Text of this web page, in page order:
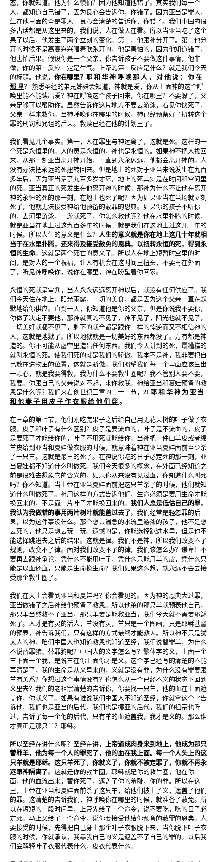
态，你就知道。他为什么惧怕？因为他知道他错了。其实我们每一个
人，都知道自己错了，因为良心会告诉你，你错了。因为亚当是罪人，
生在他里面的全是罪人，良心会清楚的告诉你，你错了。我们中国的很
多古话都是从这里来的，我们说，人在做天在看。所以当亚当吃了这个
果子以后，他发生了两个立刻的变化。第一，他跟神分开了。第二他分
开的时候不是高高兴兴唱着歌跑开的，他是害怕的，因为他知道错了，
他害怕后果。假设你是一个父亲，你告诉孩子不要做这件事情，他非
做，你的第一反应一定是生气。上帝的第一反应是什么？就是我们今天
的标题。他说， 你在哪里？ 耶 和 华 神 呼 唤 那 人 ， 对 他 说 ： 你 在
那 里？ 熟悉圣经的弟兄姊妹会知道，神就是爱，你从上面神的这个呼
唤里能不能读出爱？神在呼唤这个孩子回来，你在哪里？不要躲了，父
亲足够可以帮助你。虽然告诉你这片地方不要去游泳，看见你快死了，
父亲一样来救你。当神呼唤你在哪里的时候，神已经预备好了扭转这个
罪的刑罚和咒诅的后果。救赎已经在他的计划里了。
我们看见几个事实。第一，人在罪里与神远离了，这就是死。这样的一
个死是永恒里的。人的灵是永恒的，神也是永恒的。如果神不把人找回
来，从那一刻亚当离开神开始，一直到永永远远，他都会离开神的。人
没有办法把永远的死扭转回来。但是地上的死对于亚当来说发生在九百
多年后，因为亚当活了九百多岁才死，地上的死其实是在时间和空间里
的死。亚当真正的死发生在他离开神的时候。那神为什么不让他在离开
神的永恒的死的那一刻，在地上也死了呢？因为如果亚当在当场就立刻
死了，他就无法接受神给他预备的赦罪的恩典。如果你的孩子不听你
的，去河里游泳，一游就死了，你怎么救他呢？他在水里扑腾的时候，
就是亚当在地上过这九百多年的时候，就是我们在这地上过这几十年的
时候。所以人生的意义是什么？ 人生的意义就是你在地上这几十年就相
当于在水里扑腾，还来得及接受赦免的恩典，以扭转永恒的死，得到永
恒的生命。这就是两个死亡的意义了。所以人在地上短暂时空里的时
间，是对人的一个祝福，让人有机会在这时间里扭头，不要再在外面
了，听见神呼唤你，说你在哪里，神在盼望着你回家。
永恒的死就是审判，当人永永远远离开神以后，就没有任何供应了。我
们今天住在地上，阳光雨露，一切的美食，都是因为这个父亲一直在默
默地给你供应。直到一天，你知道他是你的父亲，但是你说我不要你，
你做了决定不要他，那神就真的不见了，神不见了，阳光也就不见了，
一切美好就都不见了，剩下的就全都是跟你一样的悖逆而又不相信神的
人，这就是地狱了。所以地狱就是一切美好的东西都没了。万有都是神
造的。你不可能从虚空里造出任何东西。我们今天讲到的死，最糟糕的
就叫永恒的死。使我们死的就是我们的骄傲，我本不是神，我非要把自
己放在造物主的位置，这就是骄傲。我们盼望我们每一个里面应该生出
一颗心，就是我要得救，我为什么不要救生圈呢？我不管别人要不要，
我要。你跟自己的父亲说对不起，求你救我。神给亚当和夏娃预备的救
恩是什么呢？我们来看创世纪三章的二十一节， 21 耶 和 华 神 为 亚 当
和 他 妻 子 用 皮 子 作 衣 服 给 他 们 穿 。
在三章的第七节，他们刚吃完果子之后给自己用无花果树的叶子做了衣
服。皮子和叶子有什么区别？皮子是要流血的，叶子是不流血的，皮子
是要死了才能给你的，叶子不用死就能给你。当神把一件山羊皮或者绵
羊皮给到亚当和夏娃做衣服的时候，就意味着神在亚当夏娃面前至少杀
了一只羊。这就是最早的死了。在神说你吃的日子必定死的那一刻，亚
当夏娃都不知道什么叫做死。我们今天很多的概念，在外面已经知道之
前是很难去想象它的含义的，如果你从来没有见过血，你知道什么叫死
吗？你不知道。当上帝在亚当夏娃面前把这只羊杀了的时候，他们就知
道什么叫做死了。神用这样的方式告诉他们，生命必须是要用生命才能
换回来的，不是靠一片叶子才能换回来的。 我们人总是低估自己的罪，
我认为我做错的事用两片树叶就能盖过去了。我们经常是轻忽罪的后
果，以为这件事没什么。那个想去湍急的水流里游泳的孩子，他不是想
去死的，他只是想去玩一玩。遗憾的是，你能选择跳进水里，但是你不
能选择跳进去之后的结果。这就是律。我们不是神，所以我们改变不了
规则，改变不了律。面对我们改变不了的律，我们该怎么办？谦卑！不
要再去跟神争论，凭什么不能用叶子，凭什么只能用羊的皮，凭什么只
能是以血还血，只能是生命换生命？我们如果这么想，就永远不会去接
受那个救生圈了。
我们在天上会看到亚当和夏娃吗？你会看见的。因为神的恩典大过罪，
亚当做错了之后神给他预备了救恩。所以他杀的那只羊就预表他自己，
那只羊当然救不了亚当，那只羊要是能救亚当，我们今天就不需要耶稣
死了。人才是有灵的活人，羊没有灵，羊只是一个图画，只是耶稣基督
的预表，神告诉我们，只有这样的方式最终才能救人。所以神不只是犹
太人的神，咱们中国人也知道救恩也知道圣经，我们说替罪羊，为什么
不说替罪猪、替罪狗呢？中国人的义字怎么写？繁体字的义，上面一个
羊下面一个我，是说羊在你上面你才是义。这个字已经写的清楚的不能
再清楚了，我的生命是从义里来的，义就是没有罪，为什么没有罪要跟
羊有关系？你想过这个事情没有？你怎么从一个已经不义的状态下回到
义里去？我们的老祖宗清楚的告诉你，你要找一只羊，他的血在上面遮
盖你，你就义了。如果有谁说我们中国人不知道圣经，你就拿这个字告
诉他，我们也是亚当的后代，我们也是挪亚的后代，我们的祖宗也听
过，告诉了每一个他的后代，只有羊的血遮盖我，我才是义的。那么谁
才真正是那只羊？耶稣。
所以圣经在讲什么呢？圣经在讲， 上帝道成肉身来到地上，他成为那只
替罪羊，他为每一个人的罪死了，他的血在我上面。每一个人头上的这
只羊就是耶稣。这只羊死了，你就义了，你就不被定罪了，你就不再永
远跟神隔离了。这就是你的救生圈，耶稣就是你的救生圈，他在你上
面，他的血流出来，替你死了，遮盖了你的羞耻，你的罪。所以在这
里，上帝在亚当和夏娃面前杀了这只羊，给他们披上了义，遮盖了他们
的罪。这清楚的告诉我们，神呼唤你在哪里的时候，就准备了赦免。所
以在短短的一段时间里，上帝先给了一个命令，说不要吃，吃的日子必
定死。马上又给了一个命令，说你要接受他给你预备的赦罪的恩典。人
要接受的时候，先得把自己身上那个叶子衣服脱下来，当你脱下叶子衣
服的时候，你就承认，我靠我自己的义是遮盖不了自己的罪的。以后我
们会解释叶子衣服代表什么，皮衣代表什么。